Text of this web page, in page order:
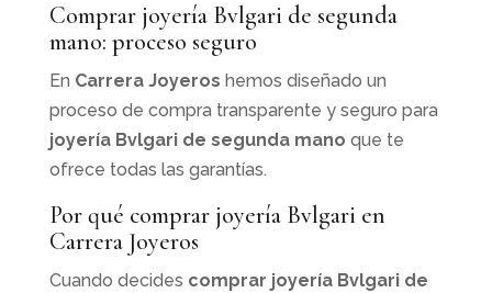
Comprar joyería Bvlgari de segunda
mano: proceso seguro
En Carrera Joyeros hemos diseñado un
proceso de compra transparente y seguro para
joyería Bvlgari de segunda mano que te
ofrece todas las garantías.
Por qué comprar joyería Bvlgari en
Carrera Joyeros
Cuando decides comprar joyería Bvlgari de